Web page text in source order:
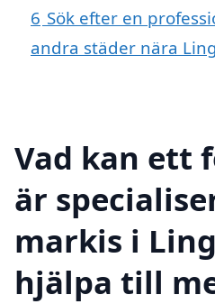
6 Sök efter en
andra städer nära
Vad kan ett
är
markis i
hjälpa till